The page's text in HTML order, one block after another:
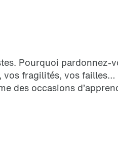
Pourquoi pardonnez-
fragilités, vos failles…
des occasions